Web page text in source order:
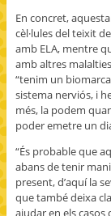
En concret,
cèl·lules del teixit
amb ELA, mentre
amb altres
“tenim un
sistema nerviós, i
més, la podem
poder emetre un
“És probable que
abans de tenir
present, d’aquí la
que també deixa
ajudar en els